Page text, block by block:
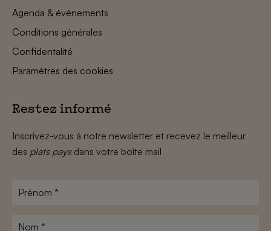
Agenda & événements
Conditions générales
Confidentalité
Paramètres des cookies
Restez informé
Inscrivez-vous à notre newsletter et recevez le meilleur
des plats paysdans votre boîte mail
Prénom
Nom